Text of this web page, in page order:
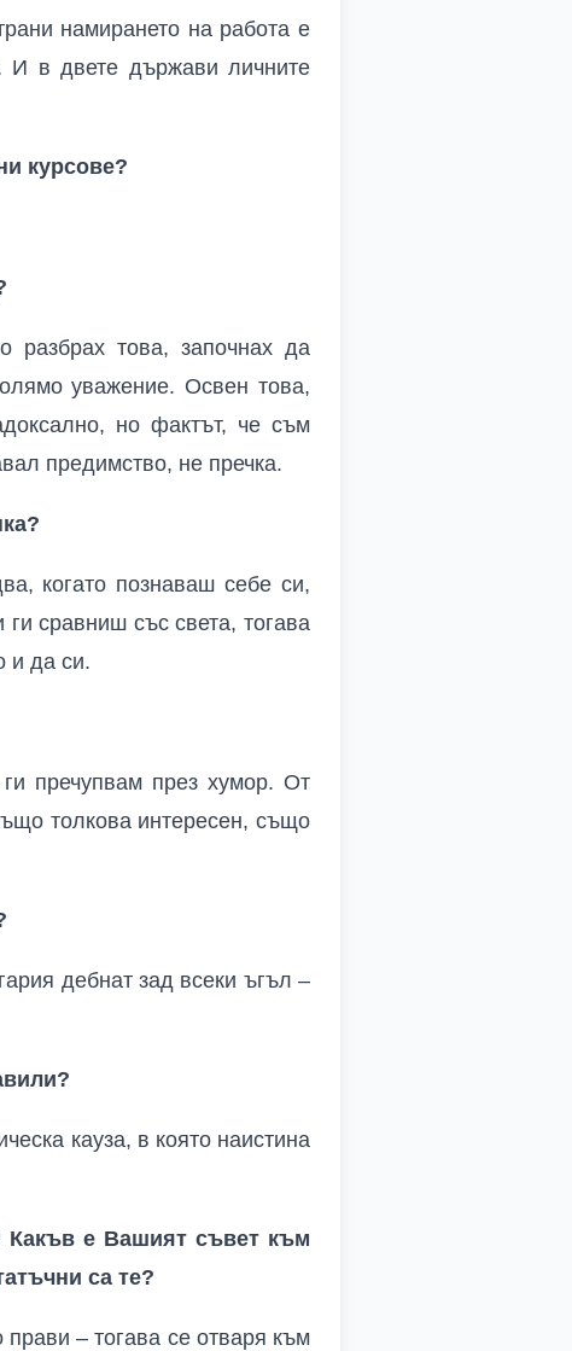
намирането на работа е
И в двете държави личните
курсове?
разбрах това, започнах да
уважение. Освен това,
но фактът, че съм
предимство, не пречка.
когато познаваш себе си,
сравниш със света, тогава
и да си.
пречупвам през хумор. От
толкова интересен, също
дебнат зад всеки ъгъл –
кауза, в която наистина
Какъв е Вашият съвет към
са те?
– тогава се отваря към